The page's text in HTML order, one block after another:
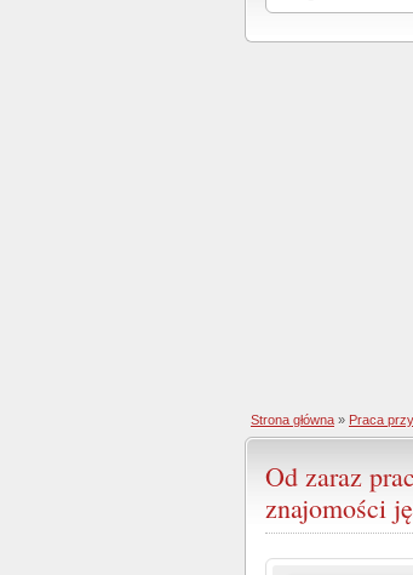
Strona główna » Praca
Od zaraz
znajomości